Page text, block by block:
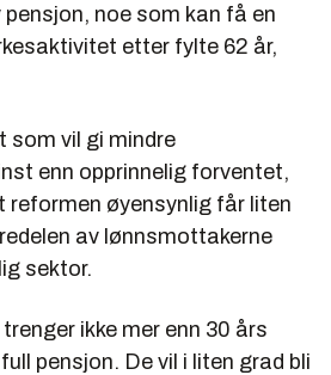
noe som kan få en
etter fylte 62 år,
som vil gi mindre
enn opprinnelig forventet,
reformen øyensynlig får liten
av lønnsmottakerne
sektor.
ikke mer enn 30 års
pensjon. De vil i liten grad bli